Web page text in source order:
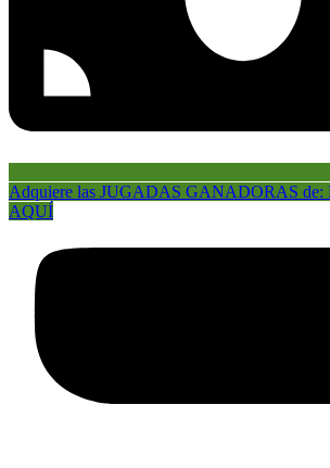
Adquiere las JUGADAS GANADORAS
AQUÍ